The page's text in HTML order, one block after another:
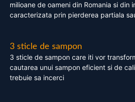
milioane de oameni din Romania si din
caracterizata prin pierderea partiala
3 sticle de sampon
3 sticle de sampon care iti vor
cautarea unui sampon eficient si de
trebuie sa incerci